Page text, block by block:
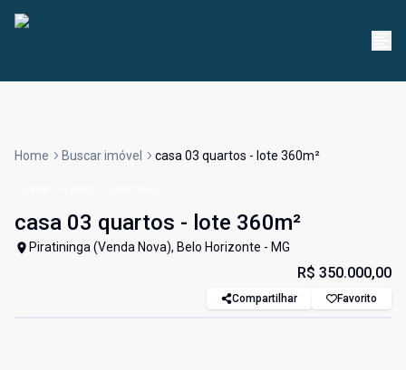
Home Buscar imóvel casa 03 quartos - lote 360m²
casa 03 quartos - lote 360m²
Piratininga (Venda Nova), Belo Horizonte - MG
R$ 350.000,00
Compartilhar Favorito